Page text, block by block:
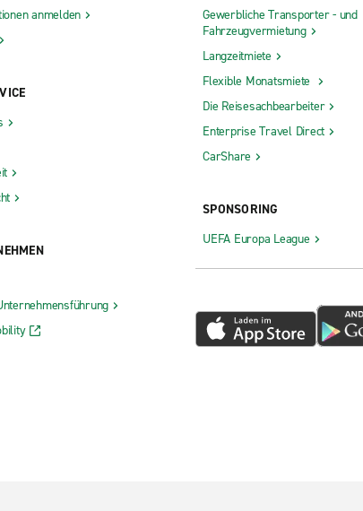
anmelden
Gewerbliche Transporter - und
Fahrzeugvermietung
Langzeitmiete
Flexible Monatsmiete
Die Reisesachbearbeiter
Enterprise Travel Direct
CarShare
SPONSORING
UEFA Europa League